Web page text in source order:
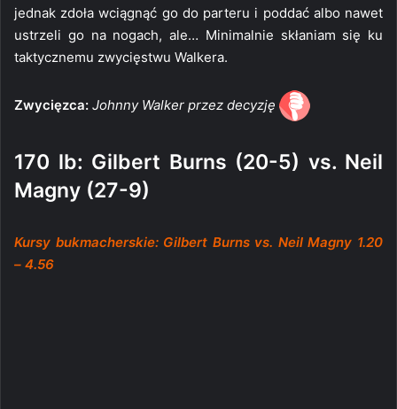
jednak zdoła wciągnąć go do parteru i poddać albo nawet
ustrzeli go na nogach, ale… Minimalnie skłaniam się ku
taktycznemu zwycięstwu Walkera.
Zwycięzca: Johnny Walker przez decyzję
170 lb: Gilbert Burns (20-5) vs. Neil
Magny (27-9)
Kursy bukmacherskie: Gilbert Burns vs. Neil Magny 1.20
– 4.56